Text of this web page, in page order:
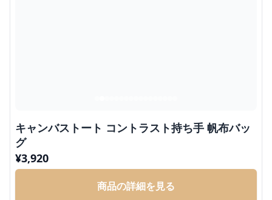
キャンバストート コントラスト持ち手 帆布バッ
グ
¥3,920
商品の詳細を見る